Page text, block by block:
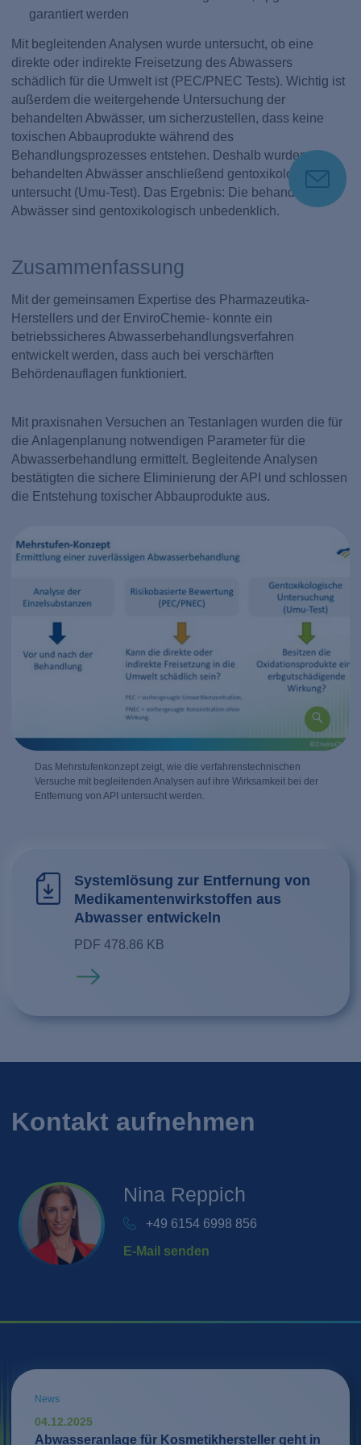
garantiert werden
Mit begleitenden Analysen wurde untersucht, ob eine
direkte oder indirekte Freisetzung des Abwassers
schädlich für die Umwelt ist (PEC/PNEC Tests). Wichtig ist
außerdem die weitergehende Untersuchung der
behandelten Abwässer, um sicherzustellen, dass keine
toxischen Abbauprodukte während des
Behandlungsprozesses entstehen. Deshalb wurden die
behandelten Abwässer anschließend gentoxikologisch
untersucht (Umu-Test). Das Ergebnis: Die behandelten
Abwässer sind gentoxikologisch unbedenklich.
Zusammenfassung
Mit der gemeinsamen Expertise des Pharmazeutika-
Herstellers und der EnviroChemie- konnte ein
betriebssicheres Abwasserbehandlungsverfahren
entwickelt werden, dass auch bei verschärften
Behördenauflagen funktioniert.
Mit praxisnahen Versuchen an Testanlagen wurden die für
die Anlagenplanung notwendigen Parameter für die
Abwasserbehandlung ermittelt. Begleitende Analysen
bestätigten die sichere Eliminierung der API und schlossen
die Entstehung toxischer Abbauprodukte aus.
Das Mehrstufenkonzept zeigt, wie die verfahrenstechnischen
Versuche mit begleitenden Analysen auf ihre Wirksamkeit bei der
Entfernung von API untersucht werden.
Systemlösung zur Entfernung von
Medikamentenwirkstoffen aus
Abwasser entwickeln
PDF 478.86 KB
Mehr erfahren
Kontakt aufnehmen
Nina Reppich
+49 6154 6998 856
E-Mail senden
News
04.12.2025
Abwasseranlage für Kosmetikhersteller geht in